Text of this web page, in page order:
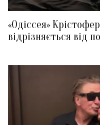
«Одіссея»
відрізняється від